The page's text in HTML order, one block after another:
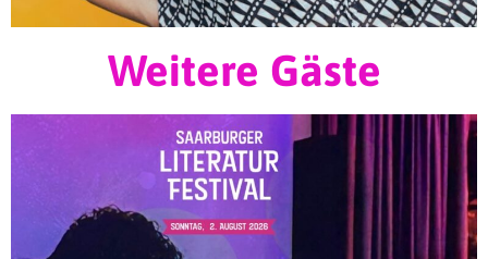
Weitere Gäste